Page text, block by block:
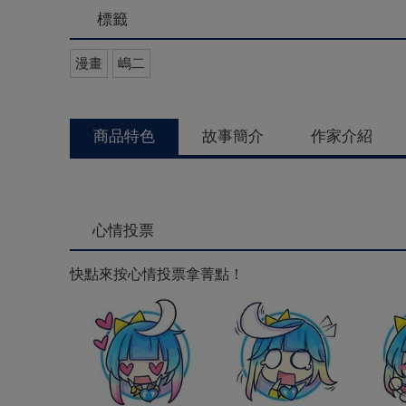
標籤
漫畫 嶋二
商品特色 故事簡介 作家介紹
心情投票
快點來按心情投票拿菁點！